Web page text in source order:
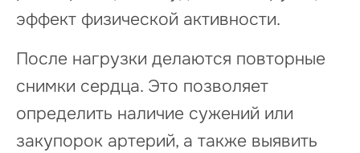
эффект физической активности.
После нагрузки делаются повторные
снимки сердца. Это позволяет
определить наличие сужений или
закупорок артерий, а также выявить